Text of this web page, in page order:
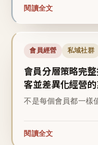
閱讀全文
會員經營 私域社群
會員分層策略完
客並差異化經營
不是每個會員都一樣
閱讀全文